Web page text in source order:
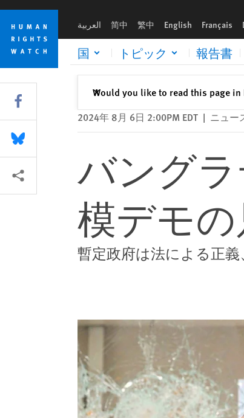
Skip
cookie
privacy
notice
Skip
main
content
العربية 简中 繁中 English Français
国 トピック 報告書
Would you like to read this page in
✕閉じる
2024年 8月 6日 2:00PM EDT | ニュー
バング
模デモ
暫定政府は法による正
Share this via Facebook
Share this via Bluesky
More sharing options